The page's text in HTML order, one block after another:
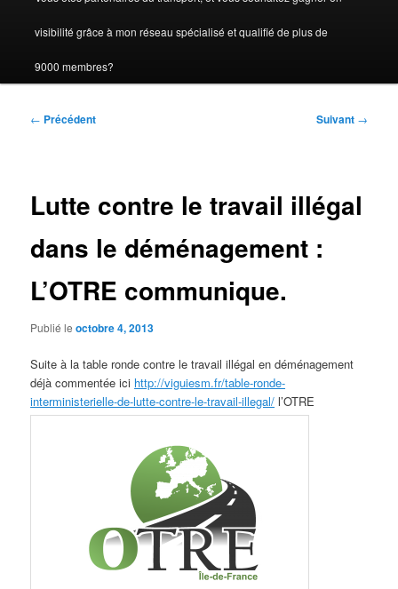
visibilité grâce à mon réseau spécialisé et qualifié de plus de
9000 membres?
Navigation
← Précédent Suivant →
Lutte contre le travail illégal
dans le déménagement :
L’OTRE communique.
Publié leoctobre 4, 2013
Suite à la table ronde contre le travail illégal en déménagement
déjà commentée ici http://viguiesm.fr/table-ronde-
interministerielle-de-lutte-contre-le-travail-illegal/ l’OTRE